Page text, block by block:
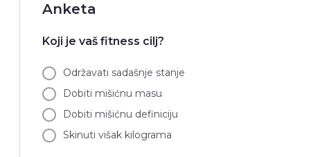
Anketa
Koji je vaš fitness cilj?
Održavati sadašnje stanje
Dobiti mišićnu masu
Dobiti mišićnu definiciju
Skinuti višak kilograma